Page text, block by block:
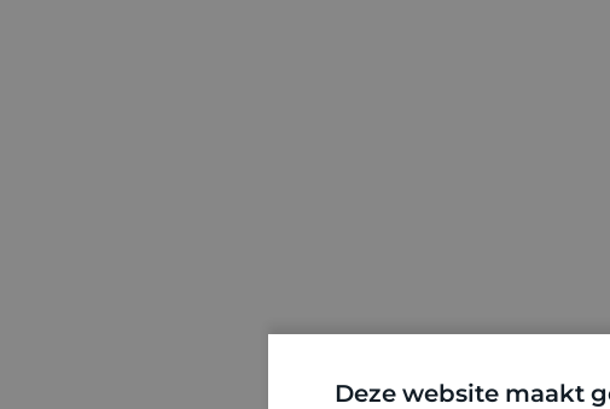
Deze website maakt